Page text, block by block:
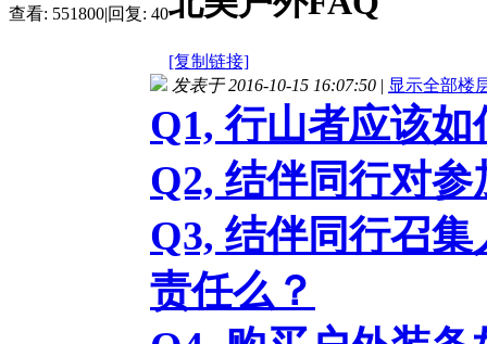
查看: 551800|回复: 40
[复制链接]
发表于 2016-10-15 16:07:50 | 显示全部楼
Q1, 行山者应该
Q2, 结伴同行对
Q3, 结伴同行召
责任么？